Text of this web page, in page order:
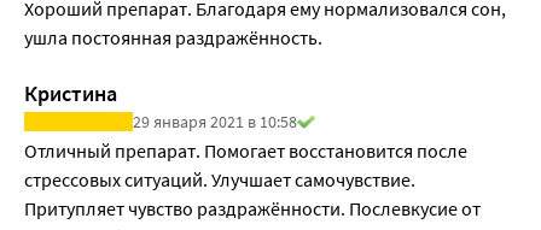
особое значение для ускорения восстановления
периферических нервов повышается потребность в
пиримидиновых нуклеотидах, таких как
уридинмонофосфат. Поэтому его поступление в
организм извне имеет важнейшее значение в ходе
процессов восстановления и регенерации нервов.
Хороший препарат. Благодаря ему нормализовался сон,
ушла постоянная раздражённость.
Кристина
29 января 2021 в 10:58
Отличный препарат. Помогает восстановится после
стрессовых ситуаций. Улучшает самочувствие.
Притупляет чувство раздражённости. Послевкусие от